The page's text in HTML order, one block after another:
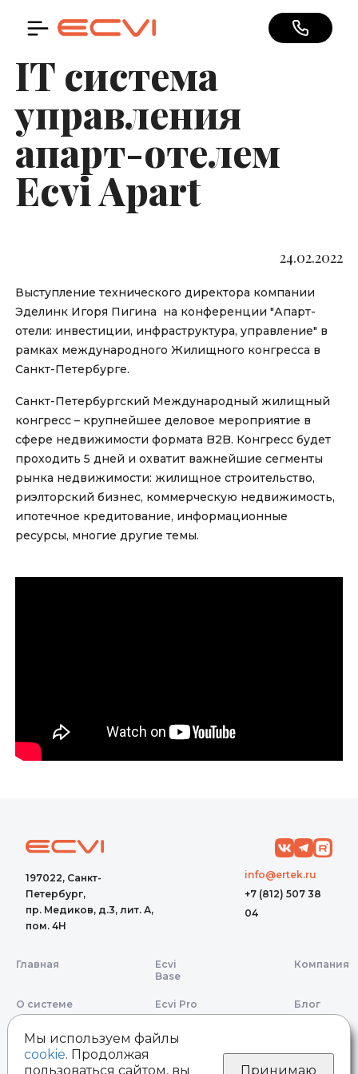
основному
IT система
управления
апарт-отелем
Ecvi Apart
24.02.2022
Выступление технического директора компании
Эделинк Игоря Пигина на конференции "Апарт-
отели: инвестиции, инфраструктура, управление" в
рамках международного Жилищного конгресса в
Санкт-Петербурге.
Санкт-Петербургский Международный жилищный
конгресс – крупнейшее деловое мероприятие в
сфере недвижимости формата B2B. Конгресс будет
проходить 5 дней и охватит важнейшие сегменты
рынка недвижимости: жилищное строительство,
риэлторский бизнес, коммерческую недвижимость,
ипотечное кредитование, информационные
ресурсы, многие другие темы.
197022, Санкт-
Петербург,
пр. Медиков, д.3, лит. А,
пом. 4Н
Главная
О системе
Ecvi
Base
Ecvi Pro
Ecvi Apart
Компания
Блог
info@ertek.ru
+7 (812) 507 38
04
Мы используем файлы
cookie. Продолжая
пользоваться сайтом, вы
Принимаю